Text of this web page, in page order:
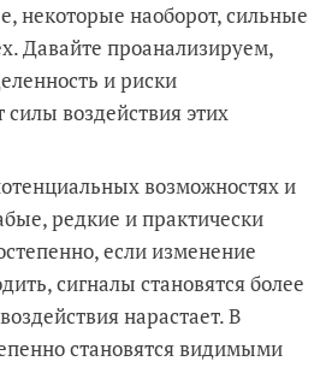
некоторые наоборот, сильные
Давайте проанализируем,
и риски
воздействия этих
возможностях и
редкие и практически
если изменение
сигналы становятся более
нарастает. В
становятся видимыми